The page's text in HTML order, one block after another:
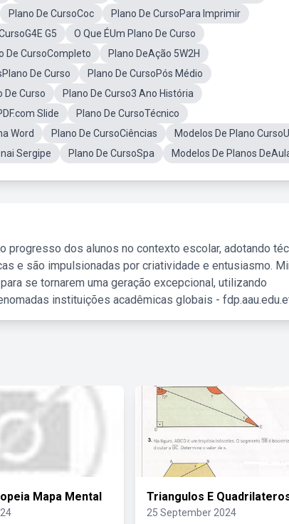
Plano De CursoCoc
Plano De CursoPara Imprimir
G5
O Que ÉUm Plano De Curso
De CursoCompleto
Plano DeAção 5W2H
De Curso
Plano De CursoPós Médio
De Curso
Plano De Curso3 Ano História
Slide
Plano De CursoTécnico
Word Plano De CursoCiências
Modelos De Plano
Sergipe Plano De CursoSpa Modelos De Planos
progresso dos alunos no contexto escolar, adotando
e são impulsionadas por criatividade e entusiasmo.
se tornarem uma geração excepcional, utilizando
instituições acadêmicas globais -
Mapa Mental Triangulos E
25 September 2024